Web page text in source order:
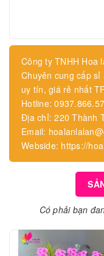
Công ty TNHH Hoa
Chuyên cung cấp
uy tín, giá rẻ nhất
Hotline:
Địa chỉ: 220 Thành
Email:
Webside: https://
Có phải bạn